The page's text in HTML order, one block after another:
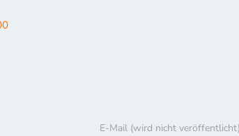
Pflichtfeld
E-Mail (wird nicht veröffentlicht)